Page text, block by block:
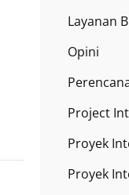
Layanan
Opini
Project
Proyek
Proyek